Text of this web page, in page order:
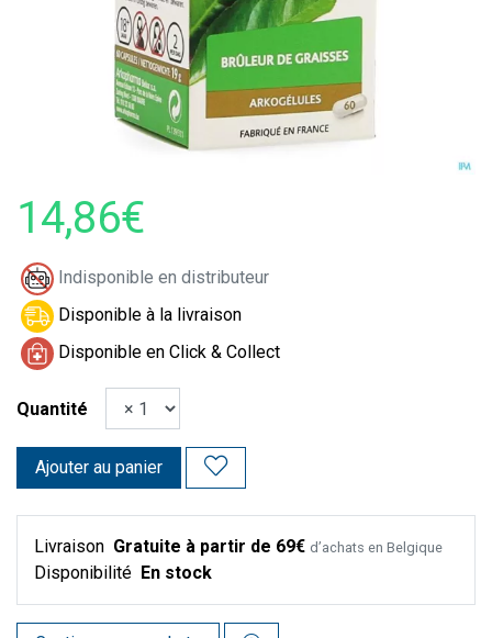
14,86€
Indisponible en distributeur
Disponible à la livraison
Disponible en Click & Collect
Quantité
Ajouter au panier
Livraison Gratuite à partir de 69€ d’achats en Belgique
Disponibilité En stock